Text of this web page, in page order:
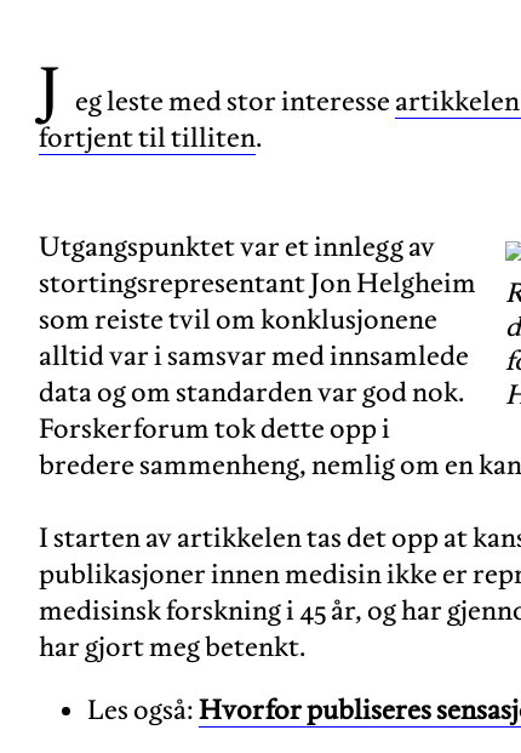
J eg leste med stor interesse
fortjent til tilliten.
Utgangspunktet var et innlegg av
stortingsrepresentant Jon Helgheim
som reiste tvil om konklusjonene
alltid var i samsvar med innsamlede
data og om standarden var god nok.
Forskerforum tok dette opp i
bredere sammenheng, nemlig om en
I starten av artikkelen tas det opp at
publikasjoner innen medisin ikke er
medisinsk forskning i 45 år, og har
har gjort meg betenkt.
Les også:Hvorfor publiseres